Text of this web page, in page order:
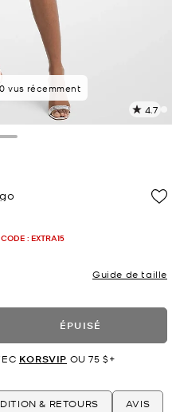
par 84 % des clients
vus récemment
4.7
: EXTRA15
Guide de taille
ÉPUISÉ
KORSVIP OU 75 $+
& RETOURS AVIS